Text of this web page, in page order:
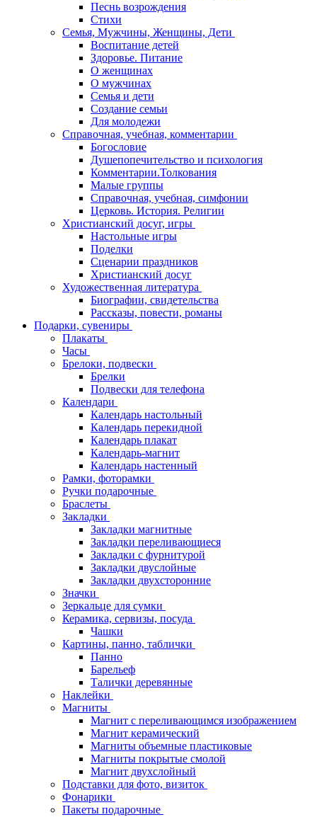
Песнь возрождения
Стихи
Семья, Мужчины, Женщины, Дети
Воспитание детей
Здоровье. Питание
О женщинах
О мужчинах
Семья и дети
Создание семьи
Для молодежи
Справочная, учебная, комментарии
Богословие
Душепопечительство и психология
Комментарии.Толкования
Малые группы
Справочная, учебная, симфонии
Церковь. История. Религии
Христианский досуг, игры
Настольные игры
Поделки
Сценарии праздников
Христианский досуг
Художественная литература
Биографии, свидетельства
Рассказы, повести, романы
Подарки, сувениры
Плакаты
Часы
Брелоки, подвески
Брелки
Подвески для телефона
Календари
Календарь настольный
Календарь перекидной
Календарь плакат
Календарь-магнит
Календарь настенный
Рамки, фоторамки
Ручки подарочные
Браслеты
Закладки
Закладки магнитные
Закладки переливающиеся
Закладки с фурнитурой
Закладки двуслойные
Закладки двухсторонние
Значки
Зеркальце для сумки
Керамика, сервизы, посуда
Чашки
Картины, панно, таблички
Панно
Барельеф
Талички деревянные
Наклейки
Магниты
Магнит с переливающимся изображением
Магнит керамический
Магниты объемные пластиковые
Магниты покрытые смолой
Магнит двухслойный
Подставки для фото, визиток
Фонарики
Пакеты подарочные